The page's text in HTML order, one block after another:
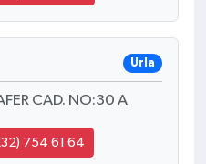
Urla
CAD. NO:30 A
754 61 64